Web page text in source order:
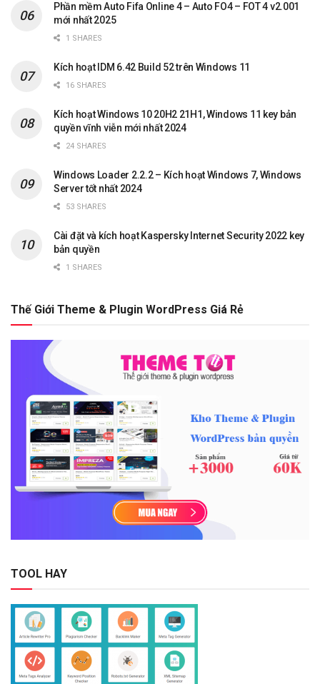
Phần mềm Auto Fifa Online 4 – Auto FO4 – FOT 4 v2.001
mới nhất 2025
1 SHARES
Kích hoạt IDM 6.42 Build 52 trên Windows 11
16 SHARES
Kích hoạt Windows 10 20H2 21H1, Windows 11 key bản
quyền vĩnh viễn mới nhất 2024
24 SHARES
Windows Loader 2.2.2 – Kích hoạt Windows 7, Windows
Server tốt nhất 2024
53 SHARES
Cài đặt và kích hoạt Kaspersky Internet Security 2022 key
bản quyền
1 SHARES
Thế Giới Theme & Plugin WordPress Giá Rẻ
TOOL HAY